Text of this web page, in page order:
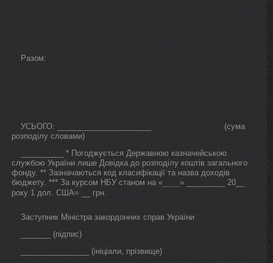
Разом:
УСЬОГО: ______________________ (сума
розподілу словами)
__________ * Погоджується Державною казначейською
службою України лише Довідка до розподілу коштів загального
фонду. ** Зазначаються код класифікації та назва доходів
бюджету. *** За курсом НБУ станом на «
» _________ 20__
року 1 дол. США= __ грн.
Заступник Міністра закордонних справ України
_______ (підпис)
________________ (ініціали, прізвище)